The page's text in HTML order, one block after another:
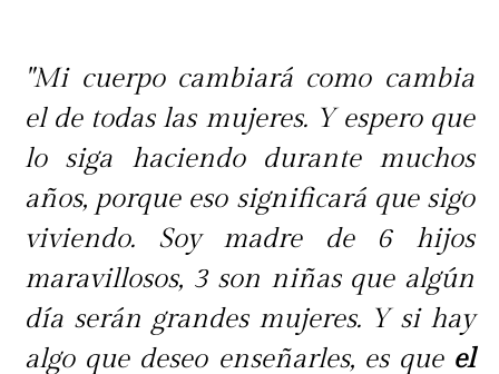
"Mi cuerpo cambiará como cambia
el de todas las mujeres. Y espero que
lo siga haciendo durante muchos
años, porque eso significará que sigo
viviendo. Soy madre de 6 hijos
maravillosos, 3 son niñas que algún
día serán grandes mujeres. Y si hay
algo que deseo enseñarles, es que el